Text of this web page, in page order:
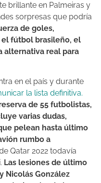
brillante en Palmeiras y
sorpresas que podría
de goles,
fútbol brasileño, el
alternativa real para
en el país y durante
la lista definitiva.
de 55 futbolistas,
varias dudas,
pelean hasta último
rumbo a
Qatar 2022 todavía
Las lesiones de último
Nicolás González